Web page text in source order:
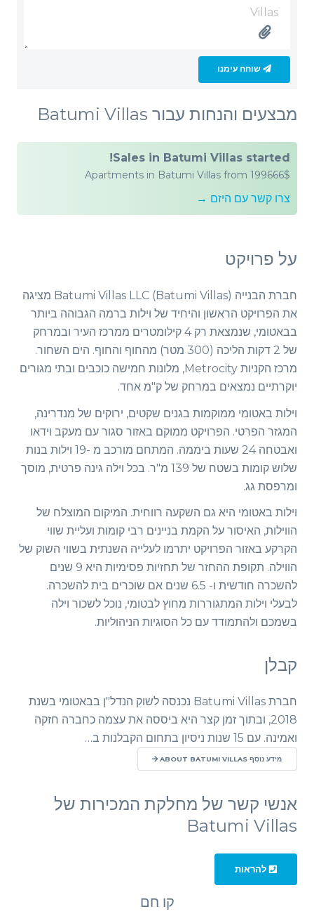
שוחח עימנו
מבצעים והנחות עבור Batumi Villas
Sales in Batumi Villas started!
Apartments in Batumi Villas from 199666$
צרו קשר עם היזם →
על פרויקט
חברת הבנייה Batumi Villas LLC (Batumi Villas) מציגה
את הפרויקט הראשון והיחיד של וילות ברמה הגבוהה ביותר
בבאטומי, שנמצאת רק 4 קילומטרים ממרכז העיר ובמרחק
של 2 דקות הליכה (300 מטר) מהחוף והחוף. הים השחור.
מרכז הקניות Metrocity, מלונות חמישה כוכבים ובתי מגורים
יוקרתיים נמצאים במרחק של ק"מ אחד.
וילות באטומי ממוקמות בגנים שקטים, ירוקים של מנדרינה,
המגזר הפרטי. הפרויקט ממוקם באזור סגור עם מעקב וידאו
ואבטחה 24 שעות ביממה. המתחם מורכב מ -19 וילות בנות
שלוש קומות בשטח של 139 מ"ר. בכל וילה גינה פרטית, מוסך
ומרפסת גג.
וילות באטומי היא גם השקעה רווחית. המיקום המוצלח של
הווילות, האיסור על הקמת בניינים רבי קומות ועליית שווי
הקרקע באזור הפרויקט יתרמו לעלייה השנתית בשווי השוק של
הווילה. תקופת ההחזר של תחזיות פסימיות היא 9 שנים
להשכרה חודשית ו- 6.5 שנים אם שוכרים בית להשכרה.
לבעלי וילות המתגוררות מחוץ לבטומי, נוכל לשכור וילה
בשמכם ולהתמודד עם כל הסוגיות הניהוליות.
קבלן
חברת Batumi Villas נכנסה לשוק הנדל"ן בבאטומי בשנת
2018, ובתוך זמן קצר היא ביססה את עצמה כחברה חזקה
ואמינה. עם 15 שנות ניסיון בתחום הקבלנות ב…
מידע נוסף ABOUT BATUMI VILLAS
אנשי קשר של מחלקת המכירות של
Batumi Villas
להראות
קו חם